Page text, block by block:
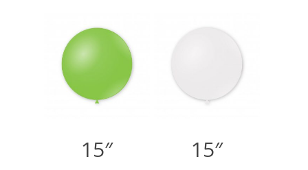
325,00 RSD
15″
RSD
15″